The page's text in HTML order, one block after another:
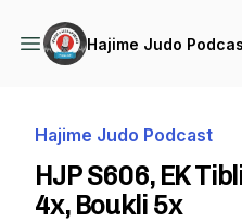
Hajime Judo
Hajime Judo Podcast
HJP S606, EK
4x, Boukli 5x